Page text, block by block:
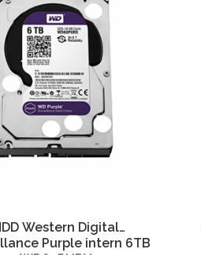
Western Digital
Purple intern 6TB
WD60PURX